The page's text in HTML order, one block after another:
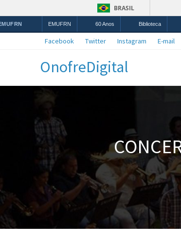
BRASIL
EMUFRN 60 Anos Biblioteca
Facebook Twitter Instagram E-mail
OnofreDigital